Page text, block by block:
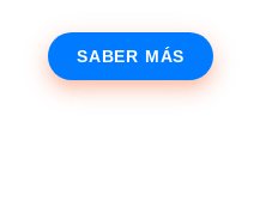
SABER MÁS